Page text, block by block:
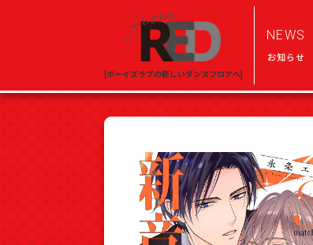
[ボーイズラブの新しいダンスフロアへ]
NEWS
お知らせ